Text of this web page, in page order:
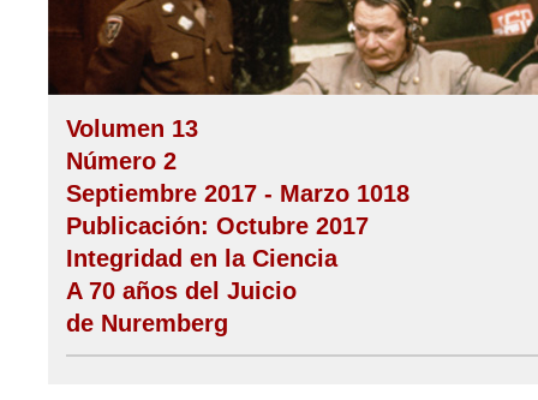
Volumen 13
Número 2
Septiembre 2017 - Marzo 1018
Publicación: Octubre 2017
Integridad en la Ciencia
A 70 años del Juicio
de Nuremberg